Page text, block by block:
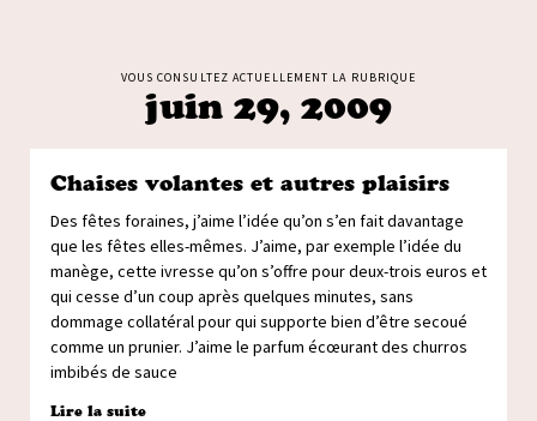
VOUS CONSULTEZ ACTUELLEMENT LA RUBRIQUE
juin 29, 2009
Chaises volantes et autres plaisirs
Des fêtes foraines, j’aime l’idée qu’on s’en fait davantage
que les fêtes elles-mêmes. J’aime, par exemple l’idée du
manège, cette ivresse qu’on s’offre pour deux-trois euros et
qui cesse d’un coup après quelques minutes, sans
dommage collatéral pour qui supporte bien d’être secoué
comme un prunier. J’aime le parfum écœurant des churros
imbibés de sauce
Lire la suite